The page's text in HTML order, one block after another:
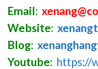
Email:
Website:
Blog:
Youtube: https://